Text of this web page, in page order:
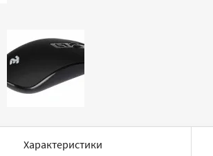
Характеристики